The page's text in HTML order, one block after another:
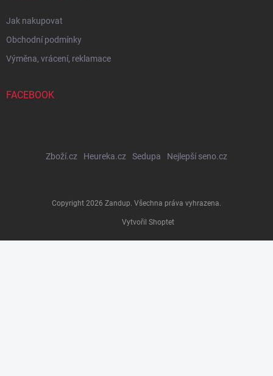
Jak nakupovat
Obchodní podmínky
Výměna, vrácení, reklamace
FACEBOOK
Zboží.cz Heureka.cz Sedupa Nejlepší seno.cz
Vytvořil Shoptet
Copyright 2026 Zandup. Všechna práva vyhrazena.